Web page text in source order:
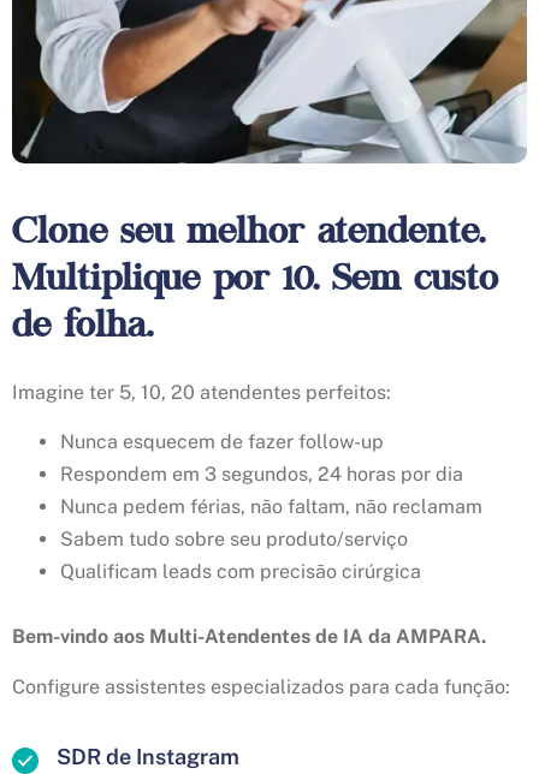
Clone seu melhor atendente.
Multiplique por 10. Sem custo
de folha.
Imagine ter 5, 10, 20 atendentes perfeitos:
Nunca esquecem de fazer follow-up
Respondem em 3 segundos, 24 horas por dia
Nunca pedem férias, não faltam, não reclamam
Sabem tudo sobre seu produto/serviço
Qualificam leads com precisão cirúrgica
Bem-vindo aos Multi-Atendentes de IA da AMPARA.
Configure assistentes especializados para cada função:
SDR de Instagram